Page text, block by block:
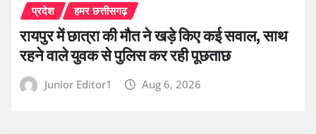
प्रदेश हमर छत्तीसगढ़
रायपुर में छात्रा की मौत ने खड़े किए कई सवाल, साथ
रहने वाले युवक से पुलिस कर रही पूछताछ
Junior Editor1 Aug 6, 2026